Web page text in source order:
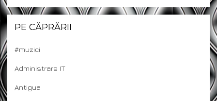
PE CĂPRĂRII
#muzici
Administrare IT
Antigua